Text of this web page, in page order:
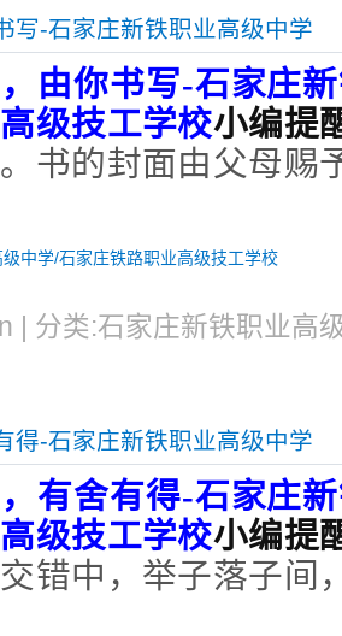
写-石家庄新铁职业高级中学
由你书写-石家庄
级技工学校小编提
书的封面由父母赐
中学/石家庄铁路职业高级技工学校
| 分类:石家庄新铁职业高
得-石家庄新铁职业高级中学
有舍有得-石家庄
级技工学校小编提
错中，举子落子间